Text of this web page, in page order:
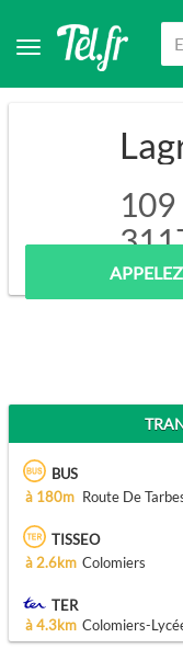
109
APPELEZ
BUS
à 180m Route De
TISSEO
à 2.6km Colomiers
TER
à 4.3km Colomiers-